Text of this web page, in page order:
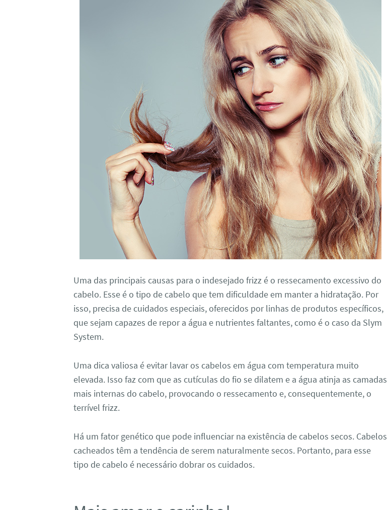
Uma das principais causas para o indesejado frizz é o ressecamento excessivo do
cabelo. Esse é o tipo de cabelo que tem dificuldade em manter a hidratação. Por
isso, precisa de cuidados especiais, oferecidos por linhas de produtos específicos,
que sejam capazes de repor a água e nutrientes faltantes, como é o caso da Slym
System.
Uma dica valiosa é evitar lavar os cabelos em água com temperatura muito
elevada. Isso faz com que as cutículas do fio se dilatem e a água atinja as camadas
mais internas do cabelo, provocando o ressecamento e, consequentemente, o
terrível frizz.
Há um fator genético que pode influenciar na existência de cabelos secos. Cabelos
cacheados têm a tendência de serem naturalmente secos. Portanto, para esse
tipo de cabelo é necessário dobrar os cuidados.